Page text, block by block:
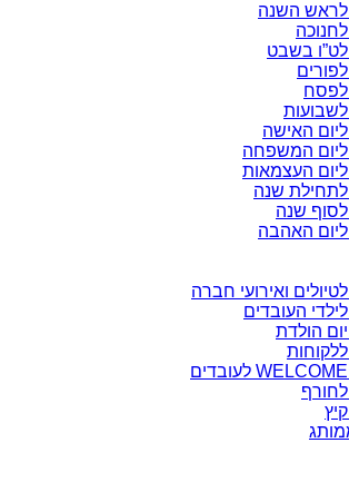
לראש השנה
בשבט
לפסח
האישה
המשפחה
העצמאות
שנה
שנה
האהבה
ואירועי חברה
העובדים
הולדת